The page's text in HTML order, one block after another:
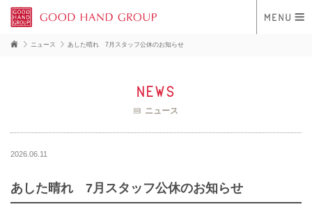
ニュース あした晴れ 7月スタッフ公休のお知らせ
news
ニュース
2026.06.11
あした晴れ 7月スタッフ公休のお知らせ